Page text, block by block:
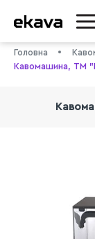
Головна
Кавомашина, ТМ